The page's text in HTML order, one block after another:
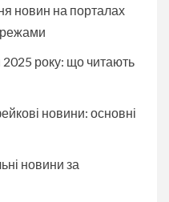
новин на порталах
2025 року: що читають
новини: основні
новини за